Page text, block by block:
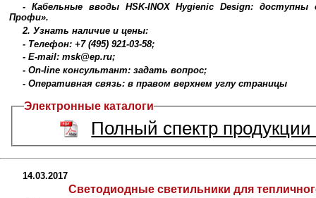
- Кабельные вводы HSK-INOX Hygienic Design:
Профи».
2. Узнать наличие и цены:
- Телефон: +7 (495) 921-03-58;
- E-mail: msk@ep.ru;
- On-line консультант: задать вопрос;
- Оперативная связь: в правом верхнем углу страницы
Электронные каталоги
Полный спектр
14.03.2017
Cветодиодные светильники для